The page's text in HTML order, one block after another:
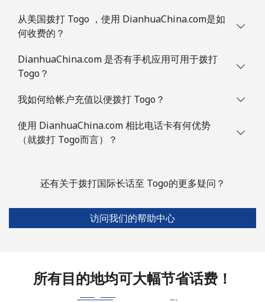
从美国拨打 Togo ，使用 DianhuaChina.com是如
何收费的？
DianhuaChina.com 是否有手机应用可用于拨打
Togo？
我如何给帐户充值以便拨打 Togo？
使用 DianhuaChina.com 相比电话卡有何优势
（就拨打 Togo而言）？
还有关于拨打国际长话至 Togo的更多疑问？
访问我们的帮助中心
所有目的地均可大幅节省话费！